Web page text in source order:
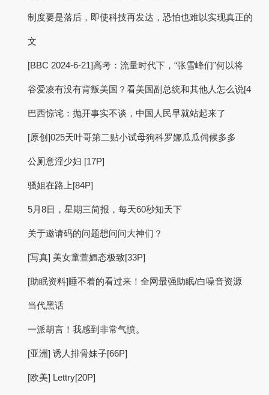
制度要是落后，即使科技再发达，恐怕也难以实现真正的
文
[BBC 2024-6-21]高考：流量时代下，“张雪峰们”何以将
谷爱凌有没有背叛美国？看美国副总统和其他人怎么说[4
巴西惊诧：抛开事实不谈，中国人民早就站起来了
[原创]025天叶哥第二贴小试母狗科罗娜瓜瓜伺候多多
公厕意淫少妇 [17P]
骚姐在路上[84P]
5月8日，星期三简报，每天60秒知天下
关于邀请码的问题想问问大神们？
[写真] 美女童萱媚态极致[33P]
[助眠资料]睡不着的看过来！全网最强助眠/白噪音资源
当代黑话
一派胡言！我感到非常气愤。
[亚洲] 诱人排骨妹子[66P]
[欧美] Lettry[20P]